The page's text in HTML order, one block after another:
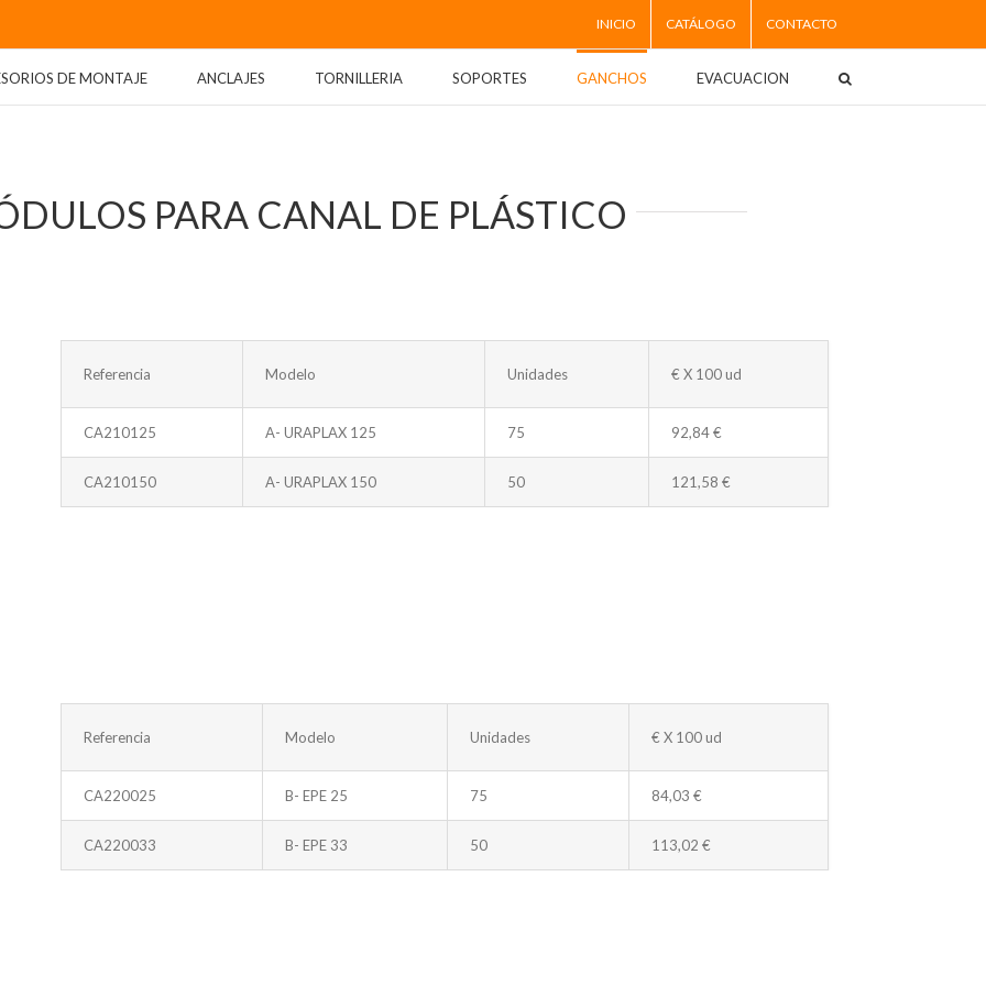
INICIO CATÁLOGO CONTACTO
DE MONTAJE ANCLAJES TORNILLERIA SOPORTES GANCHOS EVACUACION
PARA CANAL DE PLÁSTICO
Referencia Modelo Unidades € X 100 ud
CA210125 A- URAPLAX 125 75 92,84 €
CA210150 A- URAPLAX 150 50 121,58 €
Referencia Modelo Unidades € X 100 ud
CA220025 B- EPE 25 75 84,03 €
CA220033 B- EPE 33 50 113,02 €